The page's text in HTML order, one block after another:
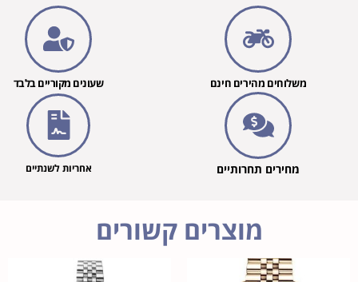
משלוחים מהירים חינם שעונים מקוריים בלבד
מחירים תחרותיים אחריות לשנתיים
מוצרים קשורים